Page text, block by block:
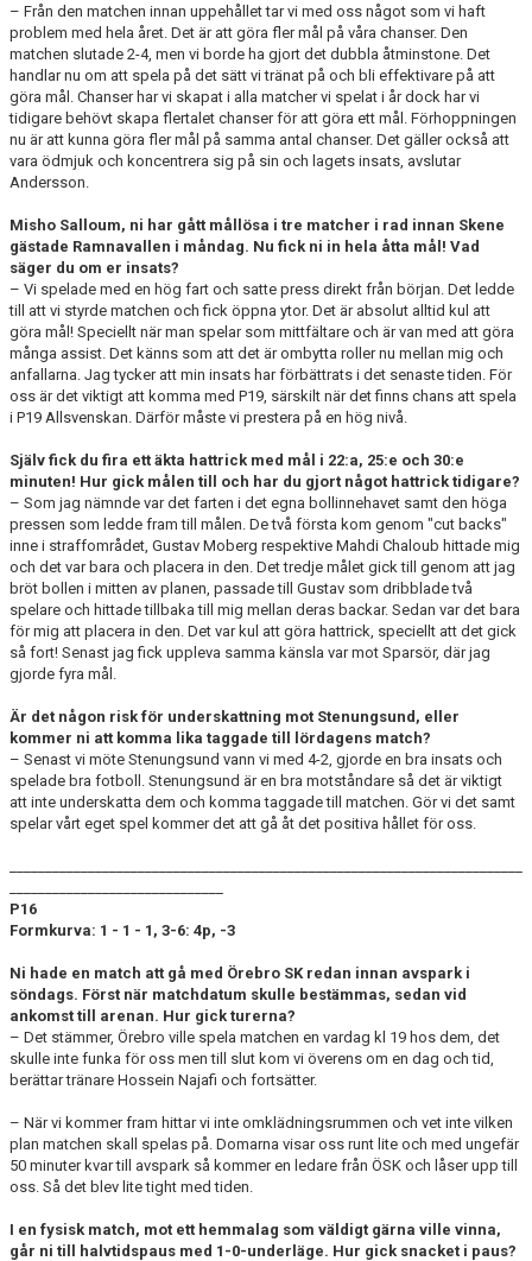
– Från den matchen innan uppehållet tar vi med oss något som vi haft
problem med hela året. Det är att göra fler mål på våra chanser. Den
matchen slutade 2-4, men vi borde ha gjort det dubbla åtminstone. Det
handlar nu om att spela på det sätt vi tränat på och bli effektivare på att
göra mål. Chanser har vi skapat i alla matcher vi spelat i år dock har vi
tidigare behövt skapa flertalet chanser för att göra ett mål. Förhoppningen
nu är att kunna göra fler mål på samma antal chanser. Det gäller också att
vara ödmjuk och koncentrera sig på sin och lagets insats, avslutar
Andersson.
Misho Salloum, ni har gått mållösa i tre matcher i rad innan Skene
gästade Ramnavallen i måndag. Nu fick ni in hela åtta mål! Vad
säger du om er insats?
– Vi spelade med en hög fart och satte press direkt från början. Det ledde
till att vi styrde matchen och fick öppna ytor. Det är absolut alltid kul att
göra mål! Speciellt när man spelar som mittfältare och är van med att göra
många assist. Det känns som att det är ombytta roller nu mellan mig och
anfallarna. Jag tycker att min insats har förbättrats i det senaste tiden. För
oss är det viktigt att komma med P19, särskilt när det finns chans att spela
i P19 Allsvenskan. Därför måste vi prestera på en hög nivå.
Själv fick du fira ett äkta hattrick med mål i 22:a, 25:e och 30:e
minuten! Hur gick målen till och har du gjort något hattrick tidigare?
– Som jag nämnde var det farten i det egna bollinnehavet samt den höga
pressen som ledde fram till målen. De två första kom genom "cut backs"
inne i straffområdet, Gustav Moberg respektive Mahdi Chaloub hittade mig
och det var bara och placera in den. Det tredje målet gick till genom att jag
bröt bollen i mitten av planen, passade till Gustav som dribblade två
spelare och hittade tillbaka till mig mellan deras backar. Sedan var det bara
för mig att placera in den. Det var kul att göra hattrick, speciellt att det gick
så fort! Senast jag fick uppleva samma känsla var mot Sparsör, där jag
gjorde fyra mål.
Är det någon risk för underskattning mot Stenungsund, eller
kommer ni att komma lika taggade till lördagens match?
– Senast vi möte Stenungsund vann vi med 4-2, gjorde en bra insats och
spelade bra fotboll. Stenungsund är en bra motståndare så det är viktigt
att inte underskatta dem och komma taggade till matchen. Gör vi det samt
spelar vårt eget spel kommer det att gå åt det positiva hållet för oss.
P16
Formkurva: 1 - 1 - 1, 3-6: 4p, -3
Ni hade en match att gå med Örebro SK redan innan avspark i
söndags. Först när matchdatum skulle bestämmas, sedan vid
ankomst till arenan. Hur gick turerna?
– Det stämmer, Örebro ville spela matchen en vardag kl 19 hos dem, det
skulle inte funka för oss men till slut kom vi överens om en dag och tid,
berättar tränare Hossein Najafi och fortsätter.
– När vi kommer fram hittar vi inte omklädningsrummen och vet inte vilken
plan matchen skall spelas på. Domarna visar oss runt lite och med ungefär
50 minuter kvar till avspark så kommer en ledare från ÖSK och låser upp till
oss. Så det blev lite tight med tiden.
I en fysisk match, mot ett hemmalag som väldigt gärna ville vinna,
går ni till halvtidspaus med 1-0-underläge. Hur gick snacket i paus?